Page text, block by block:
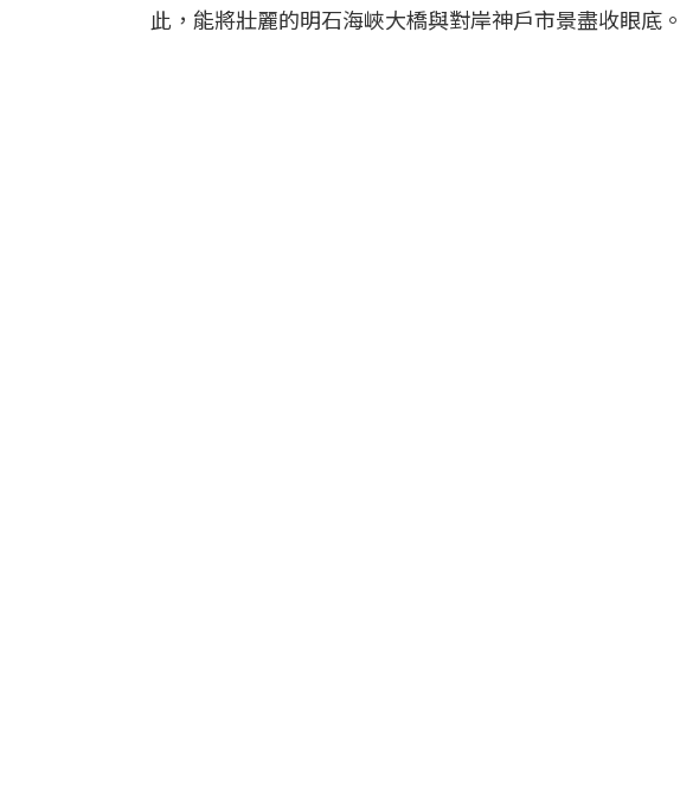
此，能將壯麗的明石海峽大橋與對岸神戶市景盡收眼底。